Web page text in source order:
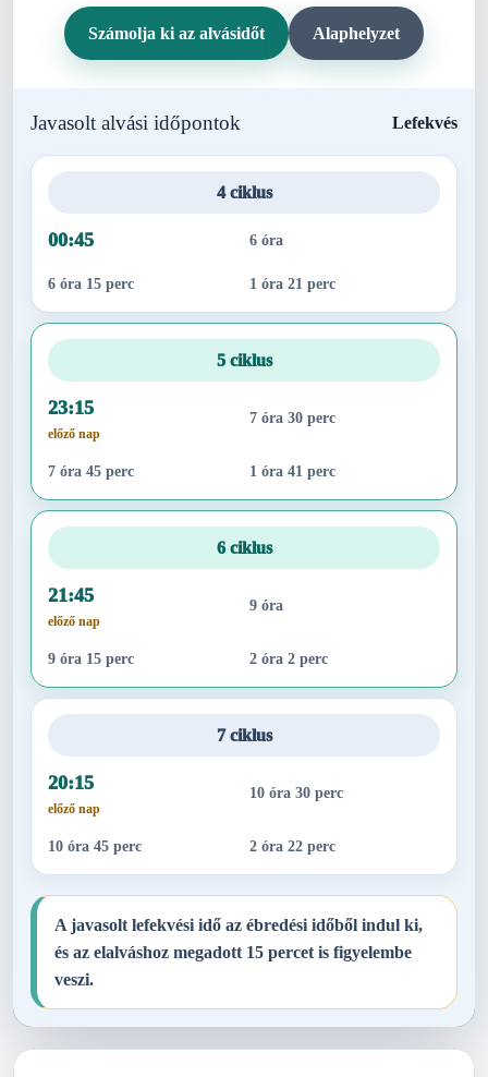
Számolja ki az alvásidőt Alaphelyzet
Javasolt alvási időpontok Lefekvés
4 ciklus
00:45 6 óra
6 óra 15 perc 1 óra 21 perc
5 ciklus
23:15
előző nap
7 óra 30 perc
7 óra 45 perc 1 óra 41 perc
6 ciklus
21:45
előző nap
9 óra
9 óra 15 perc 2 óra 2 perc
7 ciklus
20:15
előző nap
10 óra 30 perc
10 óra 45 perc 2 óra 22 perc
A javasolt lefekvési idő az ébredési időből indul ki,
és az elalváshoz megadott 15 percet is figyelembe
veszi.